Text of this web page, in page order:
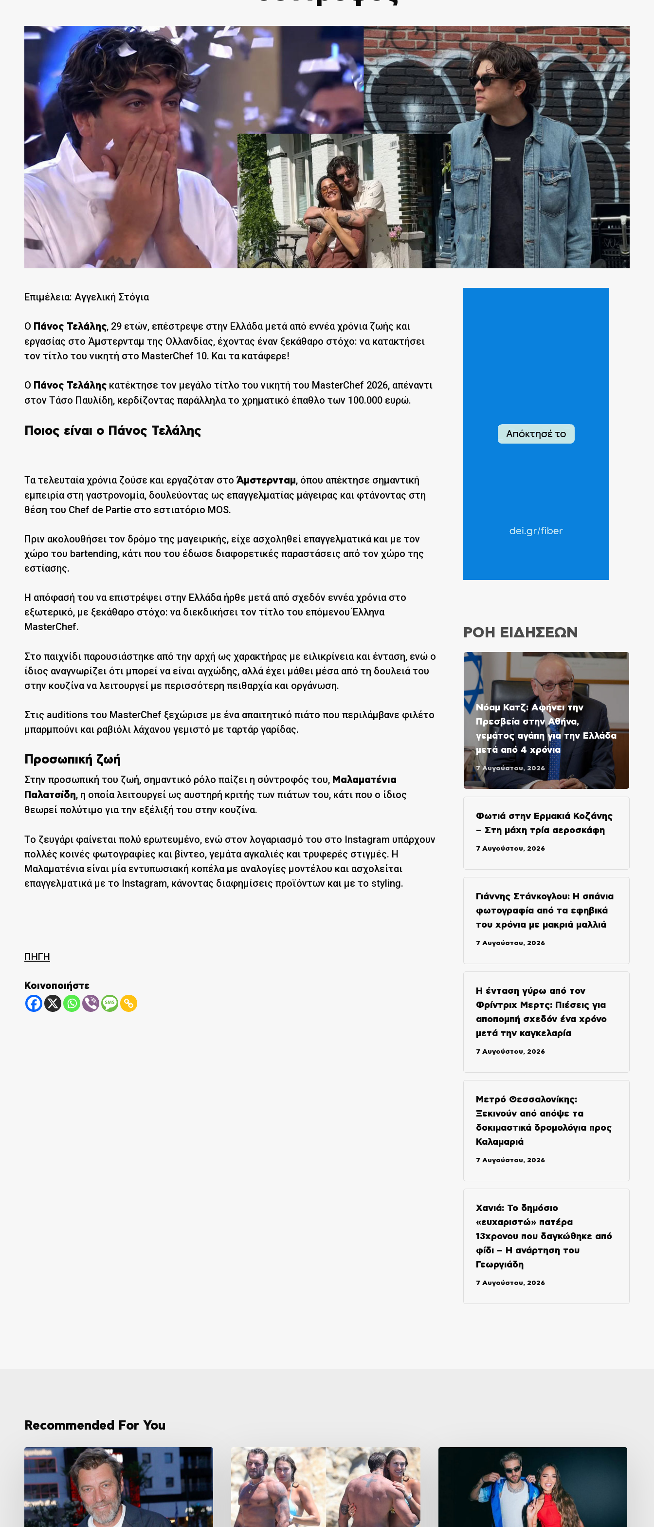
Επιμέλεια: Αγγελική Στόγια
Ο Πάνος Τελάλης, 29 ετών, επέστρεψε στην Ελλάδα μετά από εννέα χρόνια ζωής και
εργασίας στο Άμστερνταμ της Ολλανδίας, έχοντας έναν ξεκάθαρο στόχο: να κατακτήσει
τον τίτλο του νικητή στο MasterChef 10. Και τα κατάφερε!
Ο Πάνος Τελάλης κατέκτησε τον μεγάλο τίτλο του νικητή του MasterChef 2026, απέναντι
στον Τάσο Παυλίδη, κερδίζοντας παράλληλα το χρηματικό έπαθλο των 100.000 ευρώ.
Ποιος είναι ο Πάνος Τελάλης
Τα τελευταία χρόνια ζούσε και εργαζόταν στοΆμστερνταμ, όπου απέκτησε σημαντική
εμπειρία στη γαστρονομία, δουλεύοντας ως επαγγελματίας μάγειρας και φτάνοντας στη
θέση του Chef de Partie στο εστιατόριο MOS.
Πριν ακολουθήσει τον δρόμο της μαγειρικής, είχε ασχοληθεί επαγγελματικά και με τον
χώρο του bartending, κάτι που του έδωσε διαφορετικές παραστάσεις από τον χώρο της
εστίασης.
Η απόφασή του να επιστρέψει στην Ελλάδα ήρθε μετά από σχεδόν εννέα χρόνια στο
εξωτερικό, με ξεκάθαρο στόχο: να διεκδικήσει τον τίτλο του επόμενου Έλληνα
MasterChef.
Στο παιχνίδι παρουσιάστηκε από την αρχή ως χαρακτήρας με ειλικρίνεια και ένταση, ενώ ο
ίδιος αναγνωρίζει ότι μπορεί να είναι αγχώδης, αλλά έχει μάθει μέσα από τη δουλειά του
στην κουζίνα να λειτουργεί με περισσότερη πειθαρχία και οργάνωση.
Στις auditions του MasterChef ξεχώρισε με ένα απαιτητικό πιάτο που περιλάμβανε φιλέτο
μπαρμπούνι και ραβιόλι λάχανου γεμιστό με ταρτάρ γαρίδας.
Προσωπική ζωή
Στην προσωπική του ζωή, σημαντικό ρόλο παίζει η σύντροφός του, Μαλαματένια
Παλατσίδη, η οποία λειτουργεί ως αυστηρή κριτής των πιάτων του, κάτι που ο ίδιος
θεωρεί πολύτιμο για την εξέλιξή του στην κουζίνα.
Το ζευγάρι φαίνεται πολύ ερωτευμένο, ενώ στον λογαριασμό του στο Instagram υπάρχουν
πολλές κοινές φωτογραφίες και βίντεο, γεμάτα αγκαλιές και τρυφερές στιγμές. Η
Μαλαματένια είναι μία εντυπωσιακή κοπέλα με αναλογίες μοντέλου και ασχολείται
επαγγελματικά με το Instagram, κάνοντας διαφημίσεις προϊόντων και με το styling.
ΠΗΓΗ
Κοινοποιήστε
ΡΟΗ ΕΙΔΗΣΕΩΝ
Νόαμ Κατζ: Αφήνει την
Πρεσβεία στην Αθήνα,
γεμάτος αγάπη για την Ελλάδα
μετά από 4 χρόνια
7 Αυγούστου, 2026
Φωτιά στην Ερμακιά Κοζάνης
– Στη μάχη τρία αεροσκάφη
7 Αυγούστου, 2026
Γιάννης Στάνκογλου: Η σπάνια
φωτογραφία από τα εφηβικά
του χρόνια με μακριά μαλλιά
7 Αυγούστου, 2026
Η ένταση γύρω από τον
Φρίντριχ Μερτς: Πιέσεις για
αποπομπή σχεδόν ένα χρόνο
μετά την καγκελαρία
7 Αυγούστου, 2026
Μετρό Θεσσαλονίκης:
Ξεκινούν από απόψε τα
δοκιμαστικά δρομολόγια προς
Καλαμαριά
7 Αυγούστου, 2026
Χανιά: Το δημόσιο
«ευχαριστώ» πατέρα
13χρονου που δαγκώθηκε από
φίδι – Η ανάρτηση του
Γεωργιάδη
7 Αυγούστου, 2026
Recommended For You